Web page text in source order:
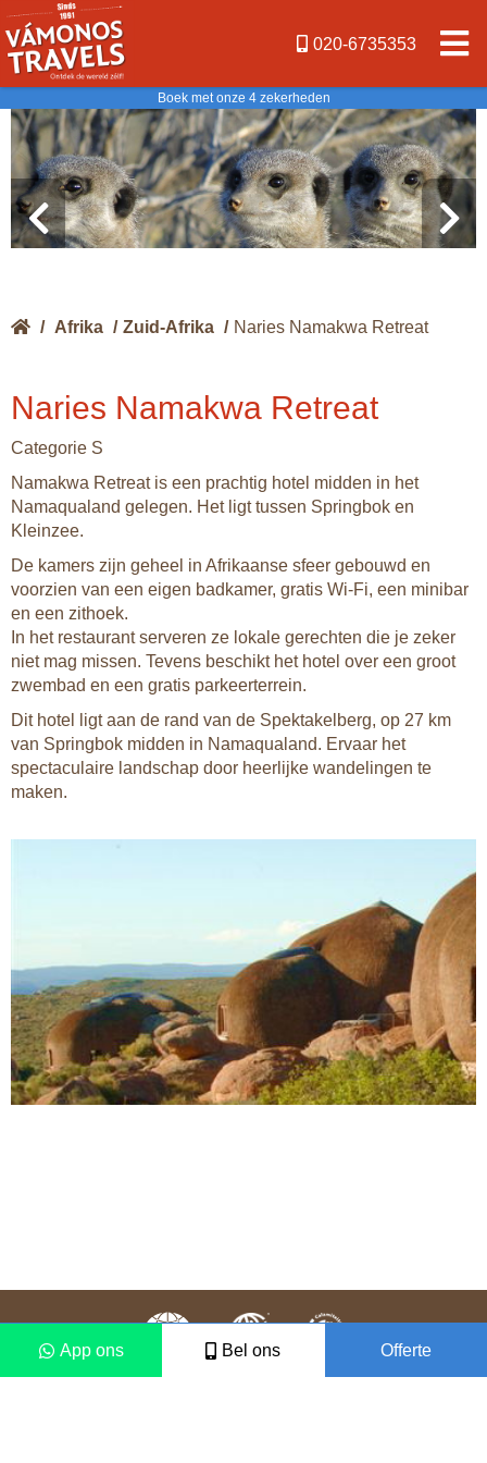
020-6735353
Boek met onze 4 zekerheden
/ Afrika / Zuid-Afrika / Naries Namakwa Retreat
Naries Namakwa Retreat
Categorie S
Namakwa Retreat is een prachtig hotel midden in het
Namaqualand gelegen. Het ligt tussen Springbok en
Kleinzee.
De kamers zijn geheel in Afrikaanse sfeer gebouwd en
voorzien van een eigen badkamer, gratis Wi-Fi, een minibar
en een zithoek.
In het restaurant serveren ze lokale gerechten die je zeker
niet mag missen. Tevens beschikt het hotel over een groot
zwembad en een gratis parkeerterrein.
Dit hotel ligt aan de rand van de Spektakelberg, op 27 km
van Springbok midden in Namaqualand. Ervaar het
spectaculaire landschap door heerlijke wandelingen te
maken.
App ons Bel ons Offerte